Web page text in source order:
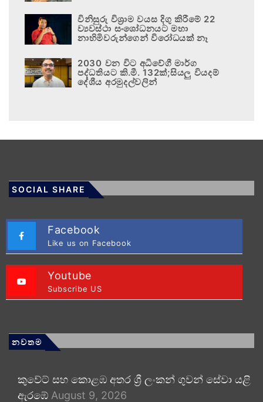
විනිසුරු විශ්‍රාම වයස දිගු කිරීමේ 22
ව්‍යවස්ථා සංශෝධනයට මහා
නාහිමිවරුන්ගෙන් විරෝධයක් නෑ
2030 වන විට අධිවේගී මාර්ග
පද්ධතියට කි.මී. 132ක්;සියලු වියදම්
දේශීය අරමුදල්වලින්
SOCIAL SHARE
Facebook
Like us on Facebook
Youtube
Subscribe US
නවතම
කුවේට් සහ කොළඹ අතර ශ්‍රී ලංකන් ගුවන් සේවා යළි
ඇරඹේ August 9, 2026